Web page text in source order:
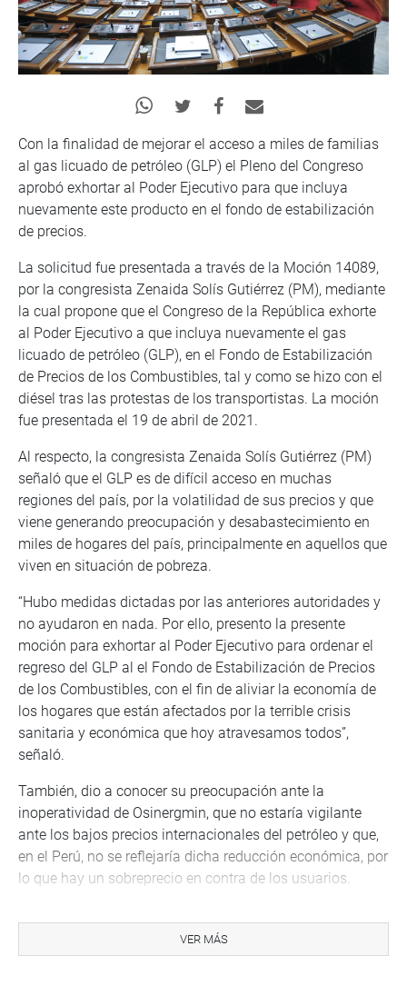
Con la finalidad de mejorar el acceso a miles de familias
al gas licuado de petróleo (GLP) el Pleno del Congreso
aprobó exhortar al Poder Ejecutivo para que incluya
nuevamente este producto en el fondo de estabilización
de precios.
La solicitud fue presentada a través de la Moción 14089,
por la congresista Zenaida Solís Gutiérrez (PM), mediante
la cual propone que el Congreso de la República exhorte
al Poder Ejecutivo a que incluya nuevamente el gas
licuado de petróleo (GLP), en el Fondo de Estabilización
de Precios de los Combustibles, tal y como se hizo con el
diésel tras las protestas de los transportistas. La moción
fue presentada el 19 de abril de 2021.
Al respecto, la congresista Zenaida Solís Gutiérrez (PM)
señaló que el GLP es de difícil acceso en muchas
regiones del país, por la volatilidad de sus precios y que
viene generando preocupación y desabastecimiento en
miles de hogares del país, principalmente en aquellos que
viven en situación de pobreza.
“Hubo medidas dictadas por las anteriores autoridades y
no ayudaron en nada. Por ello, presento la presente
moción para exhortar al Poder Ejecutivo para ordenar el
regreso del GLP al el Fondo de Estabilización de Precios
de los Combustibles, con el fin de aliviar la economía de
los hogares que están afectados por la terrible crisis
sanitaria y económica que hoy atravesamos todos”,
señaló.
También, dio a conocer su preocupación ante la
inoperatividad de Osinergmin, que no estaría vigilante
ante los bajos precios internacionales del petróleo y que,
en el Perú, no se reflejaría dicha reducción económica, por
lo que hay un sobreprecio en contra de los usuarios.
Martha Chávez Cossio (FP) refirió estar de acuerdo con la
iniciativa de la moción, pero señaló que ante dicha
VER MÁS